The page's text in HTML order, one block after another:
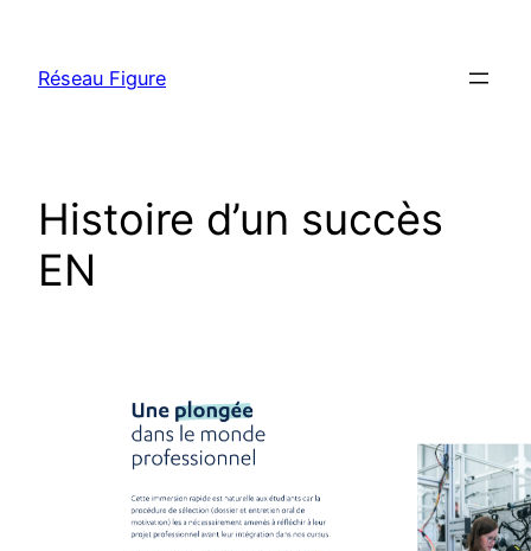
content
Réseau Figure
Histoire d’un succès
EN